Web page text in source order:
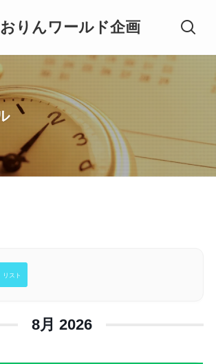
りんワールド企画
リスト
8月 2026